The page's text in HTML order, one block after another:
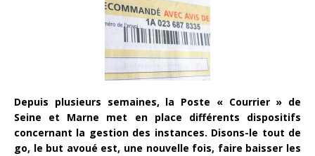
Depuis plusieurs semaines, la Poste « Courrier » de
Seine et Marne met en place différents dispositifs
concernant la gestion des instances. Disons-le tout de
go, le but avoué est, une nouvelle fois, faire baisser les